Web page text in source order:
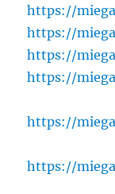
https://
https://
https://
https://
https://
https://